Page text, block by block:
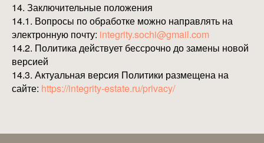
14. Заключительные положения
14.1. Вопросы по обработке можно направлять на
электронную почту: integrity.sochi@gmail.com
14.2. Политика действует бессрочно до замены новой
версией
14.3. Актуальная версия Политики размещена на
сайте: https://integrity-estate.ru/privacy/